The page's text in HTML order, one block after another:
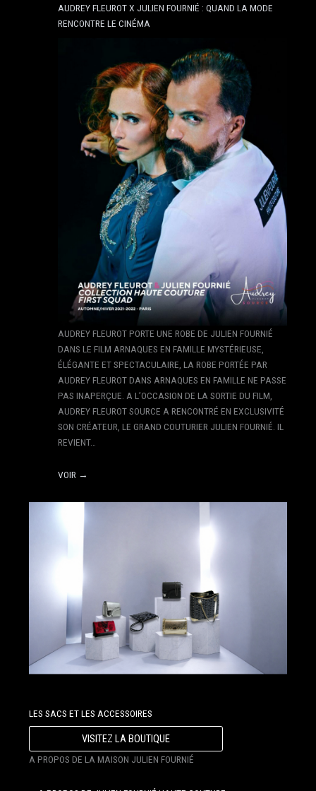
AUDREY FLEUROT X JULIEN FOURNIÉ : QUAND LA MODE
RENCONTRE LE CINÉMA
AUDREY FLEUROT PORTE UNE ROBE DE JULIEN FOURNIÉ
DANS LE FILM ARNAQUES EN FAMILLE MYSTÉRIEUSE,
ÉLÉGANTE ET SPECTACULAIRE, LA ROBE PORTÉE PAR
AUDREY FLEUROT DANS ARNAQUES EN FAMILLE NE PASSE
PAS INAPERÇUE. A L’OCCASION DE LA SORTIE DU FILM,
AUDREY FLEUROT SOURCE A RENCONTRÉ EN EXCLUSIVITÉ
SON CRÉATEUR, LE GRAND COUTURIER JULIEN FOURNIÉ. IL
REVIENT…
VOIR →
LES SACS ET LES ACCESSOIRES
VISITEZ LA BOUTIQUE
A PROPOS DE LA MAISON JULIEN FOURNIÉ